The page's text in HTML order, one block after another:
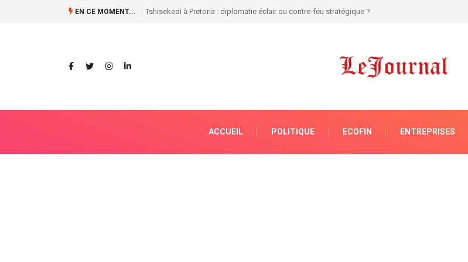
EN CE MOMENT... Guillaume Ngefa annonce une batterie de réformes pour sortir le secteur judiciaire de sa torpeur !
ACCUEIL POLITIQUE ECOFIN ENTREPRISES